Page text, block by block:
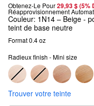
Obtenez-Le Pour29,93 $ (5%
Réapprovisionnement
Couleur: 1N14 – Beige -
teint de base neutre
Format 0.4 oz
Radieux finish - Mini size
Trouver votre teinte